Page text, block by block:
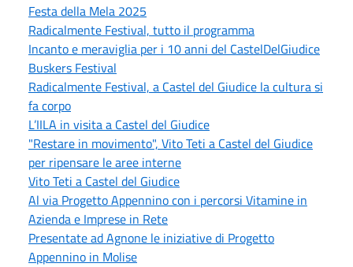
Festa della Mela 2025
Radicalmente Festival, tutto il programma
Incanto e meraviglia per i 10 anni del CastelDelGiudice
Buskers Festival
Radicalmente Festival, a Castel del Giudice la cultura si
fa corpo
L’IILA in visita a Castel del Giudice
"Restare in movimento", Vito Teti a Castel del Giudice
per ripensare le aree interne
Vito Teti a Castel del Giudice
Al via Progetto Appennino con i percorsi Vitamine in
Azienda e Imprese in Rete
Presentate ad Agnone le iniziative di Progetto
Appennino in Molise